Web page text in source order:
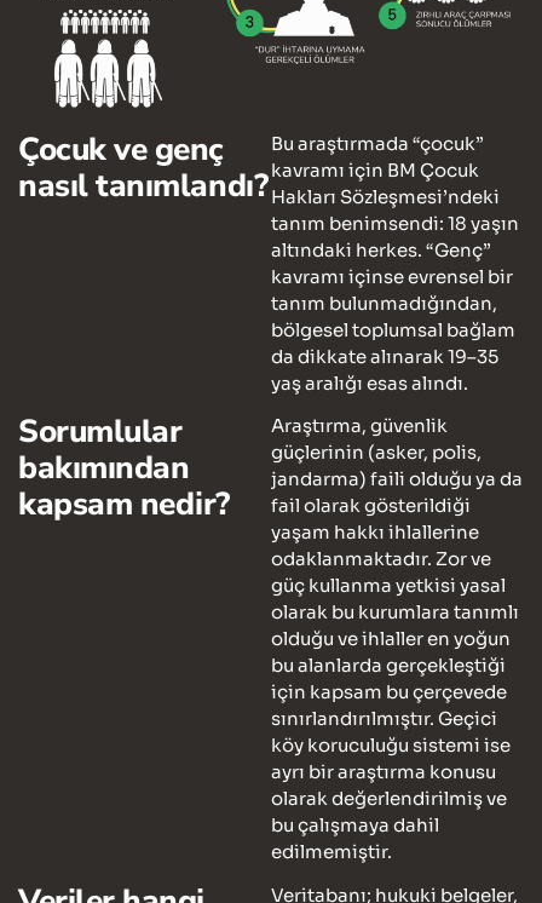
Çocuk ve genç
nasıl tanımlandı?
Bu araştırmada “çocuk”
kavramı için BM Çocuk
Hakları Sözleşmesi’ndeki
tanım benimsendi: 18 yaşın
altındaki herkes. “Genç”
kavramı içinse evrensel bir
tanım bulunmadığından,
bölgesel toplumsal bağlam
da dikkate alınarak 19–35
yaş aralığı esas alındı.
Sorumlular
bakımından
kapsam nedir?
Araştırma, güvenlik
güçlerinin (asker, polis,
jandarma) faili olduğu ya da
fail olarak gösterildiği
yaşam hakkı ihlallerine
odaklanmaktadır. Zor ve
güç kullanma yetkisi yasal
olarak bu kurumlara tanımlı
olduğu ve ihlaller en yoğun
bu alanlarda gerçekleştiği
için kapsam bu çerçevede
sınırlandırılmıştır. Geçici
köy koruculuğu sistemi ise
ayrı bir araştırma konusu
olarak değerlendirilmiş ve
bu çalışmaya dahil
edilmemiştir.
Veritabanı; hukuki belgeler,